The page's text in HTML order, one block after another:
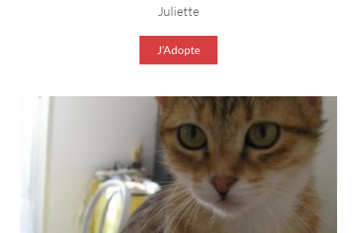
Juliette
J'Adopte